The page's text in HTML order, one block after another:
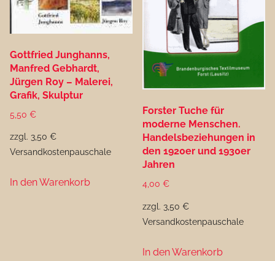
Gottfried Junghanns,
Manfred Gebhardt,
Jürgen Roy – Malerei,
Grafik, Skulptur
5,50 €
zzgl. 3,50 €
Versandkostenpauschale
In den Warenkorb
Forster Tuche für
moderne Menschen.
Handelsbeziehungen in
den 1920er und 1930er
Jahren
4,00€
zzgl. 3,50 €
Versandkostenpauschale
In den Warenkorb